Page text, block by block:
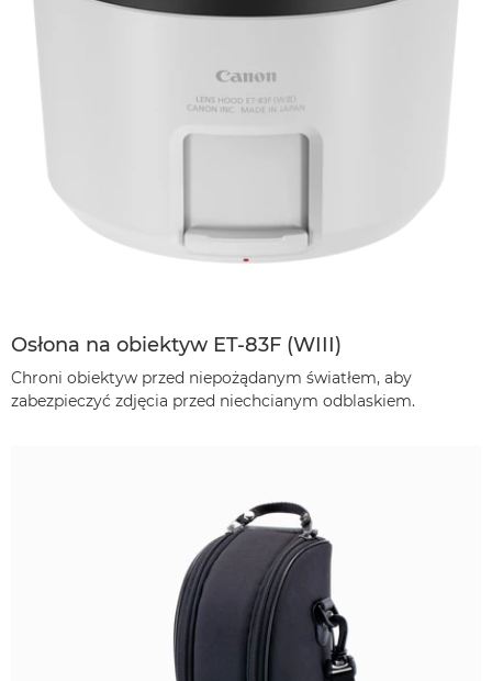
Osłona na obiektyw ET-83F (WIII)
Chroni obiektyw przed niepożądanym światłem, aby
zabezpieczyć zdjęcia przed niechcianym odblaskiem.